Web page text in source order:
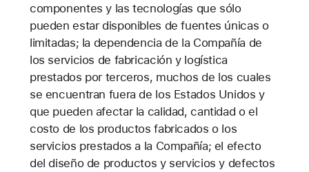
componentes y las tecnologías que sólo
pueden estar disponibles de fuentes únicas o
limitadas; la dependencia de la Compañía de
los servicios de fabricación y logística
prestados por terceros, muchos de los cuales
se encuentran fuera de los Estados Unidos y
que pueden afectar la calidad, cantidad o el
costo de los productos fabricados o los
servicios prestados a la Compañía; el efecto
del diseño de productos y servicios y defectos